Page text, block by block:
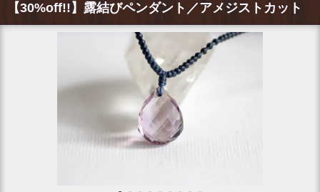
【30%off!!】露結びペンダント／アメジストカット